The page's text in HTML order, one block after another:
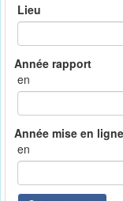
Lieu
en
en